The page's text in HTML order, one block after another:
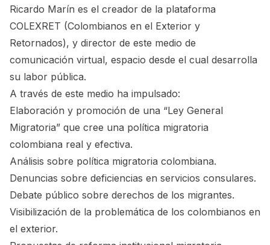
Ricardo Marín es el creador de la plataforma
COLEXRET (Colombianos en el Exterior y
Retornados), y director de este medio de
comunicación virtual, espacio desde el cual desarrolla
su labor pública.
A través de este medio ha impulsado:
Elaboración y promoción de una “Ley General
Migratoria” que cree una política migratoria
colombiana real y efectiva.
Análisis sobre política migratoria colombiana.
Denuncias sobre deficiencias en servicios consulares.
Debate público sobre derechos de los migrantes.
Visibilización de la problemática de los colombianos en
el exterior.